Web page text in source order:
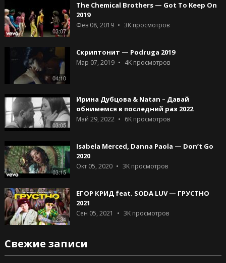
03:07
The Chemical Brothers — Got To Keep On
2019
Фев 08, 2019 3Kпросмотров
04:10
Скриптонит — Podruga 2019
Мар 07, 2019 4Kпросмотров
03:05
Ирина Дубцова & Natan – Давай
обнимемся в последний раз 2022
Май 29, 2022 6Kпросмотров
03:15
Isabela Merced, Danna Paola — Don’t Go
2020
Окт 05, 2020 3Kпросмотров
02:34
ЕГОР КРИД feat. SODA LUV — ГРУСТНО
2021
Сен 05, 2021 3Kпросмотров
Свежие записи